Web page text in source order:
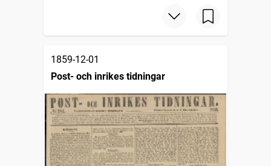
1859-12-01
Post- och inrikes tidningar